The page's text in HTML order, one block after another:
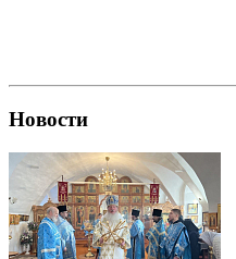
Новости